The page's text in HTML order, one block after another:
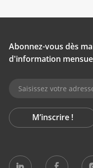
Abonnez-vous dès
d'information
M’inscrire !